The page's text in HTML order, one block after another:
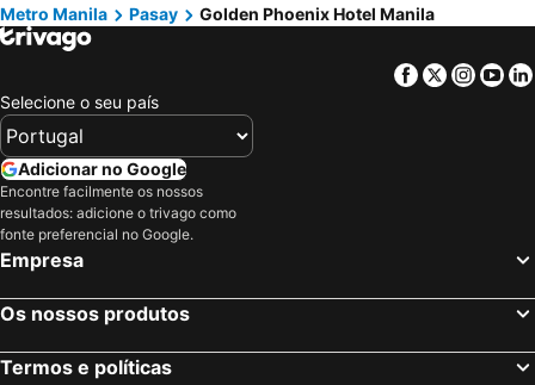
Metro Manila
Pasay Golden Phoenix Hotel Manila
Facebook
Twitter
Selecione o seu país
Adicionar no Google
Encontre facilmente os nossos
resultados: adicione o trivago como
fonte preferencial no Google.
Empresa
Os nossos produtos
Termos e políticas